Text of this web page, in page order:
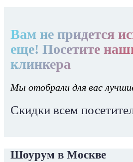
Вам не придется
еще! Посетите
клинкера
Мы отобрали для вас
Скидки всем
Шоурум в Москве